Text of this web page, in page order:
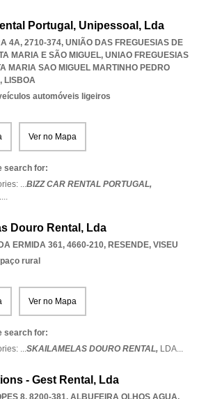
Portugal, Unipessoal, Lda
4A, 2710-374, UNIÃO DAS FREGUESIAS DE
MARIA E SÃO MIGUEL, UNIAO FREGUESIAS
MARIA SAO MIGUEL MARTINHO PEDRO
, LISBOA
automóveis ligeiros
Ver no Mapa
search for:
...BIZZ CAR RENTAL PORTUGAL,
...
Douro Rental, Lda
ERMIDA 361, 4660-210, RESENDE, VISEU
rural
Ver no Mapa
search for:
...SKAILAMELAS DOURO RENTAL, LDA...
- Gest Rental, Lda
8, 8200-381, ALBUFEIRA OLHOS AGUA,